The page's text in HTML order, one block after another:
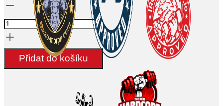
Množství
GHK-
-
Přidat do košíku